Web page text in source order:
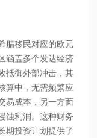
腊移民对应的欧元
涵盖多个发达经济
抵御外部冲击，其
算中，无需频繁应
易成本，另一方面
蚀利润。这种财务
期投资计划提供了